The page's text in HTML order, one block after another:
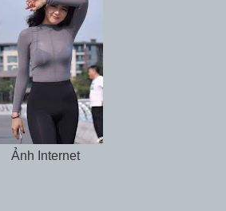
Ảnh Internet